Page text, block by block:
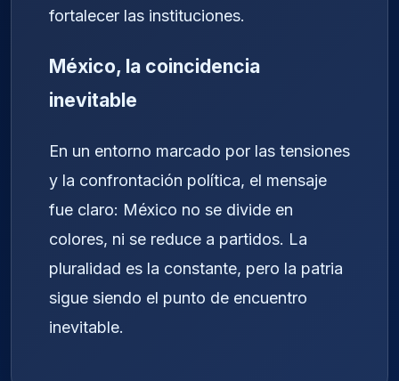
fortalecer las instituciones.
México, la coincidencia
inevitable
En un entorno marcado por las tensiones
y la confrontación política, el mensaje
fue claro: México no se divide en
colores, ni se reduce a partidos. La
pluralidad es la constante, pero la patria
sigue siendo el punto de encuentro
inevitable.